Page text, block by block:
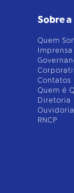
Sobre a
Quem
Imprensa
Contatos
Quem é
Diretoria
Ouvidoria
RNCP